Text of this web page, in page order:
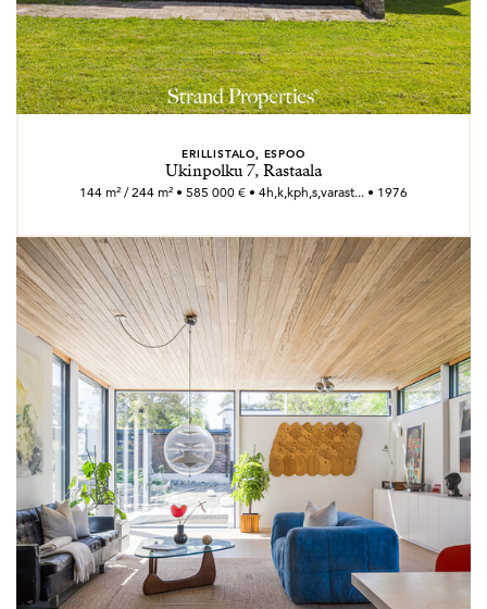
ERILLISTALO, ESPOO
Ukinpolku 7, Rastaala
144 m² / 244 m² • 585 000 € • 4h,k,kph,s,varast... • 1976